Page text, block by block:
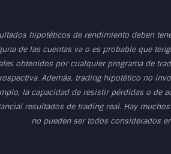
hipotéticos de rendimiento deben
de las cuentas va o es probable que
obtenidos por cualquier programa de
Además, trading hipotético no
la capacidad de resistir pérdidas o de
resultados de trading real. Hay
no pueden ser todos considerados